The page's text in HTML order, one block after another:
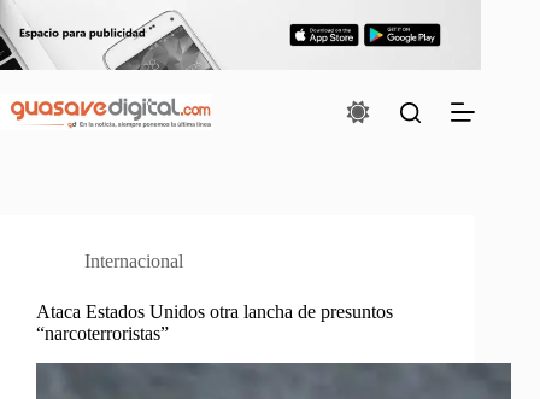
al
contenido
Internacional
Ataca Estados Unidos otra lancha de presuntos
“narcoterroristas”